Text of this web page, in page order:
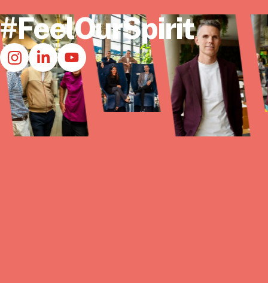
#FeelOurSpirit